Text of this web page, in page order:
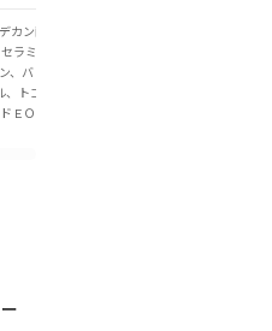
ン酸アスコルビル(整肌) ＊5 保湿によ
ミドNP、セラミドAP(保護) ＊12 ラウ
バリン、イソロイシン、トレオニン、
トコフェリルリン酸Na、トコフェロー
ＥＯＰ（保護） ＊25 角層まで